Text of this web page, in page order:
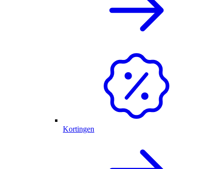
Kortingen